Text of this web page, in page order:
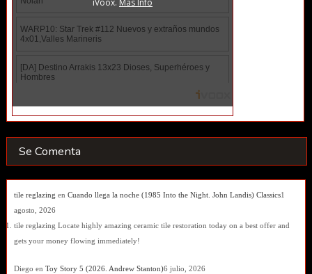
Se Comenta
tile reglazing en Cuando llega la noche (1985 Into the Night. John Landis) Classics1
agosto, 2026
tile reglazing Locate highly amazing ceramic tile restoration today on a best offer and
gets your money flowing immediately!
Diego en Toy Story 5 (2026. Andrew Stanton)6 julio, 2026